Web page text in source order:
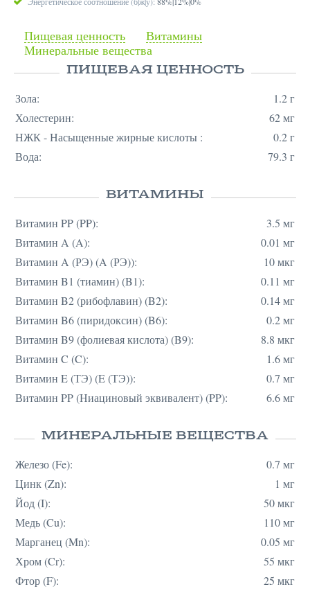
Пищевая ценность
Витамины
Минеральные вещества
ПИЩЕВАЯ ЦЕННОСТЬ
Зола:
1.2 г
Холестерин:
62 мг
НЖК - Насыщенные жирные кислоты :
0.2 г
Вода:
79.3 г
ВИТАМИНЫ
Витамин PP (PP):
3.5 мг
Витамин A (A):
0.01 мг
Витамин A (РЭ) (A (РЭ)):
10 мкг
Витамин B1 (тиамин) (B1):
0.11 мг
Витамин B2 (рибофлавин) (B2):
0.14 мг
Витамин B6 (пиридоксин) (B6):
0.2 мг
Витамин B9 (фолиевая кислота) (B9):
8.8 мкг
Витамин C (C):
1.6 мг
Витамин E (ТЭ) (E (ТЭ)):
0.7 мг
Витамин PP (Ниациновый эквивалент) (PP):
6.6 мг
МИНЕРАЛЬНЫЕ ВЕЩЕСТВА
Железо (Fe):
0.7 мг
Цинк (Zn):
1 мг
Йод (I):
50 мкг
Медь (Cu):
110 мг
Марганец (Mn):
0.05 мг
Хром (Cr):
55 мкг
Фтор (F):
25 мкг